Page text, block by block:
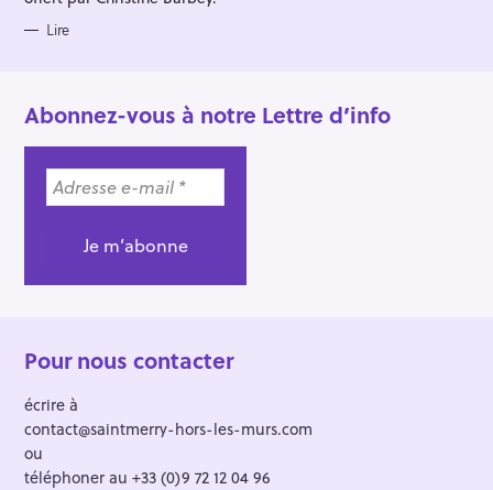
Lire
Abonnez-vous à notre Lettre d’info
Pour nous contacter
écrire à
contact@saintmerry-hors-les-murs.com
ou
téléphoner au +33 (0)9 72 12 04 96